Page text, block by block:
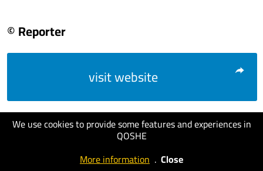
We use cookies to provide some features and experiences in
QOSHE
More information . Close
© Reporter
visit website